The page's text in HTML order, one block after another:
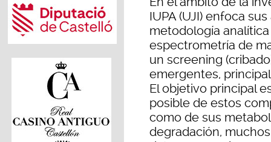
IUPA (UJI) enfoca
metodología
espectrometría de
un screening
emergentes,
El objetivo principal
posible de estos
como de sus
degradación,